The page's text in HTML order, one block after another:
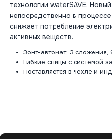
технологии waterSAVE.
непосредственно в
снижает потребление
активных веществ.
Зонт-автомат, 3 сложения,
Гибкие спицы с системой
Поставляется в чехле и